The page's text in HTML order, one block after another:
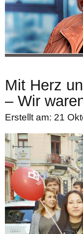
Mit Herz
– Wir
Erstellt am: 21